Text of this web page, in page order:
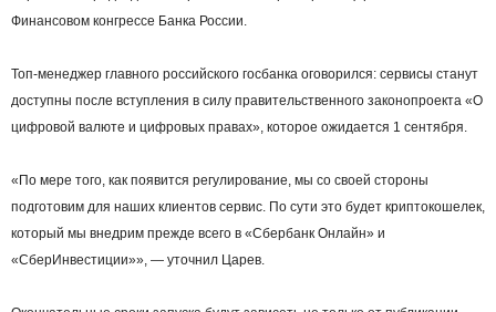
Финансовом конгрессе Банка России.
Топ-менеджер главного российского госбанка оговорился: сервисы станут
доступны после вступления в силу правительственного законопроекта «О
цифровой валюте и цифровых правах», которое ожидается 1 сентября.
«По мере того, как появится регулирование, мы со своей стороны
подготовим для наших клиентов сервис. По сути это будет криптокошелек,
который мы внедрим прежде всего в «Сбербанк Онлайн» и
«СберИнвестиции»», — уточнил Царев.